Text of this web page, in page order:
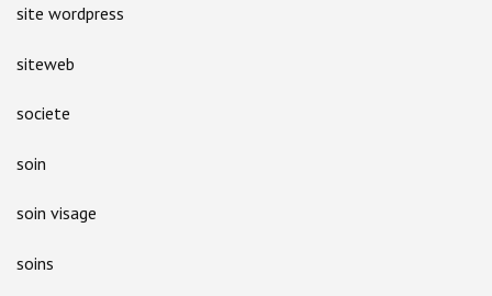
site wordpress
siteweb
societe
soin
soin visage
soins